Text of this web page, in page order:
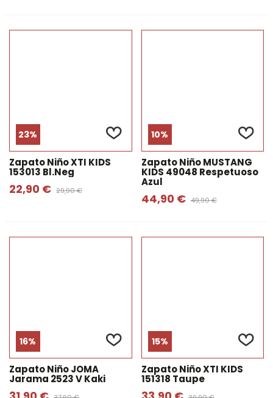
23%
Zapato Niño XTI KIDS
153013 Bl.neg
22,90 € 29,90 €
10%
Zapato Niño MUSTANG
KIDS 49048 Respetuoso
Azul
44,90 € 49,90 €
16%
Zapato Niño JOMA
Jarama 2523 V Kaki
15%
Zapato Niño XTI KIDS
151318 Taupe